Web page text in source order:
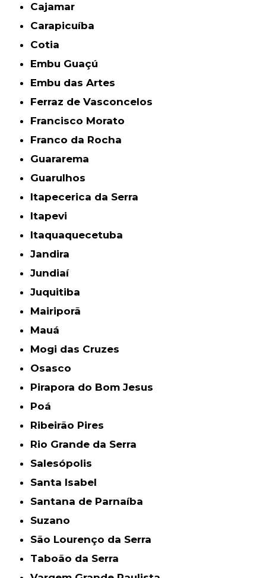
Cajamar
Carapicuíba
Cotia
Embu Guaçú
Embu das Artes
Ferraz de Vasconcelos
Francisco Morato
Franco da Rocha
Guararema
Guarulhos
Itapecerica da Serra
Itapevi
Itaquaquecetuba
Jandira
Jundiaí
Juquitiba
Mairiporã
Mauá
Mogi das Cruzes
Osasco
Pirapora do Bom Jesus
Poá
Ribeirão Pires
Rio Grande da Serra
Salesópolis
Santa Isabel
Santana de Parnaíba
Suzano
São Lourenço da Serra
Taboão da Serra